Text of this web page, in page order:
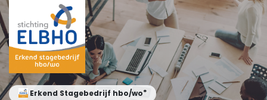
Erkend Stagebedrijf hbo/wo®